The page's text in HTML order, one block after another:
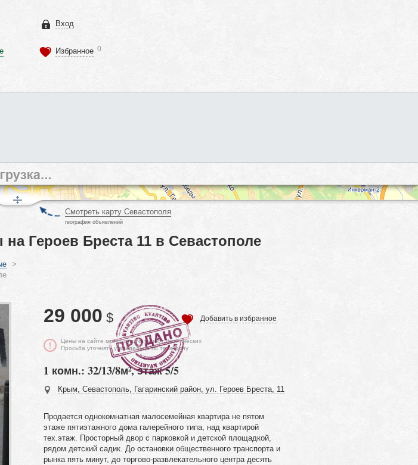
Вход
Избранное 0
Смотреть карту Севастополя
география объявлений
Героев Бреста 11 в Севастополе
>
29 000 $ Добавить в избранное
Цены на сайте могут отличаться от фактических
Просьба уточнять у владельца по телефону
1 комн.: 32/13/8м², этаж 5/5
Крым, Севастополь, Гагаринский район, ул. Героев Бреста, 11
Продается однокомнатная малосемейная квартира не пятом
этаже пятиэтажного дома галерейного типа, над квартирой
тех.этаж. Просторный двор с парковкой и детской площадкой,
рядом детский садик. До остановки общественного транспорта и
рынка пять минут, до торгово-развлекательного центра десять